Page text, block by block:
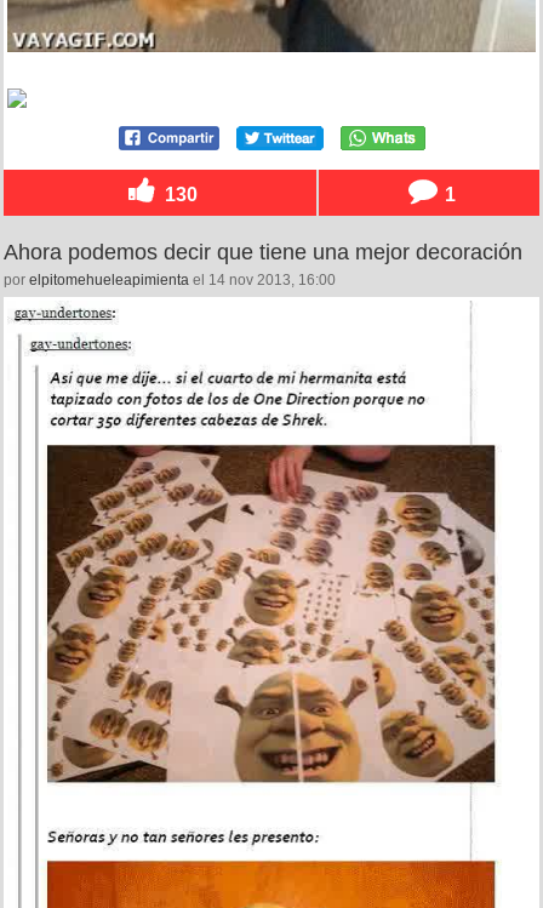
130 1
Ahora podemos decir que tiene una mejor decoración
por elpitomehueleapimienta el 14 nov 2013, 16:00